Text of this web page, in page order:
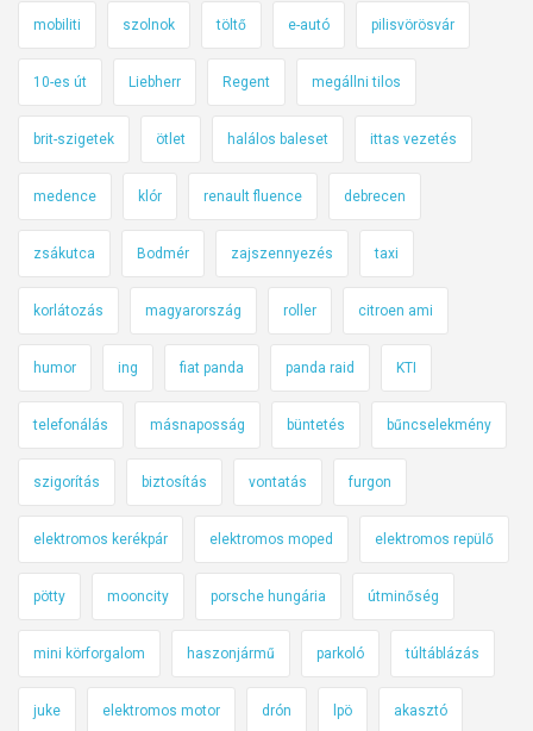
mobiliti szolnok töltő e-autó pilisvörösvár
10-es út Liebherr Regent megállni tilos
brit-szigetek ötlet halálos baleset ittas vezetés
medence klór renault fluence debrecen
zsákutca Bodmér zajszennyezés taxi
korlátozás magyarország roller citroen ami
humor ing fiat panda panda raid KTI
telefonálás másnaposság büntetés bűncselekmény
szigorítás biztosítás vontatás furgon
elektromos kerékpár elektromos moped elektromos repülő
pötty mooncity porsche hungária útminőség
mini körforgalom haszonjármű parkoló túltáblázás
juke elektromos motor drón lpö akasztó